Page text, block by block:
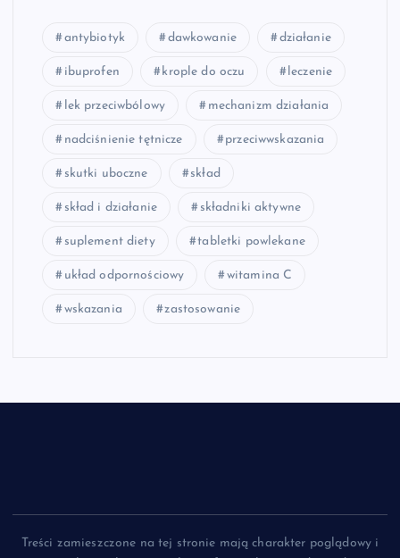
antybiotyk dawkowanie działanie
ibuprofen krople do oczu leczenie
lek przeciwbólowy mechanizm działania
nadciśnienie tętnicze przeciwwskazania
skutki uboczne skład
skład i działanie składniki aktywne
suplement diety tabletki powlekane
układ odpornościowy witamina C
wskazania zastosowanie
Treści zamieszczone na tej stronie mają charakter poglądowy i